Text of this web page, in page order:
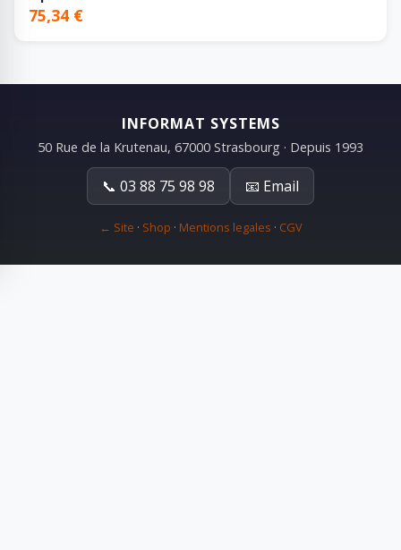
75,34 €
INFORMAT SYSTEMS
50 Rue de la Krutenau, 67000 Strasbourg · Depuis 1993
📞 03 88 75 98 98 📧 Email
← Site · Shop · Mentions legales · CGV